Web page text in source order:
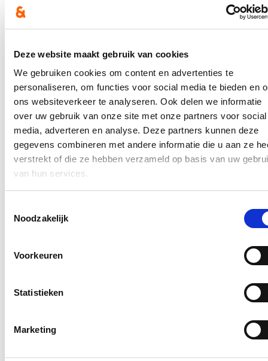
Deze website maakt gebruik van cookies
We gebruiken cookies om content en advertenties te
personaliseren, om functies voor social media te bieden en
ons websiteverkeer te analyseren. Ook delen we informatie
over uw gebruik van onze site met onze partners voor social
media, adverteren en analyse. Deze partners kunnen deze
gegevens combineren met andere informatie die u aan ze
verstrekt of die ze hebben verzameld op basis van uw
van hun services.
Noodzakelijk
Voorkeuren
Statistieken
Marketing
intimiteiten aan te kaarten. Dit mag echt niet onder de radar blijven
en daders moeten ter verantwoording kunnen geroepen worden.
Seksueel grensoverschrijdend gedrag kan een grote impact hebben
fenomeen een halt toe te roepen.”
Dit artikel verscheen op de websites van verschillende kranten:
De Morgen: Helft meer meldingen seksueel grensoverschrijdend
gedrag bij De Lijn (demorgen.be)
Het Laatste Nieuws: Helft meer meldingen van grensoverschrijdend
gedrag bij De Lijn | Binnenland | hln.be
Gazet van Antwerpen: Helft meer meldingen van seksueel
grensoverschrijdend gedrag bij De Lijn | Gazet van Antwerpen
(gva.be)
VRT.be: Helft meer meldingen van seksueel grensoverschrijdend
van Katrien Schryvers over
suggereren om een proefproject te zullen opzetten om de app van
De Lijn aan te vullen met de mogelijkheid om grensoverschrijdend
Blijf op de hoogte